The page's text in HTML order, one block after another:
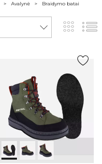
Avalynė Braidymo batai